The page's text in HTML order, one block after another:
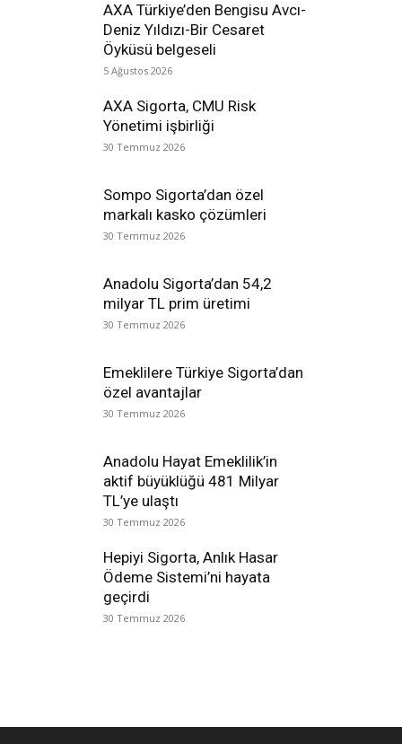
AXA Türkiye’den Bengisu Avcı-
Deniz Yıldızı-Bir Cesaret
Öyküsü belgeseli
5 Ağustos 2026
AXA Sigorta, CMU Risk
Yönetimi işbirliği
30 Temmuz 2026
Sompo Sigorta’dan özel
markalı kasko çözümleri
30 Temmuz 2026
Anadolu Sigorta’dan 54,2
milyar TL prim üretimi
30 Temmuz 2026
Emeklilere Türkiye Sigorta’dan
özel avantajlar
30 Temmuz 2026
Anadolu Hayat Emeklilik’in
aktif büyüklüğü 481 Milyar
TL’ye ulaştı
30 Temmuz 2026
Hepiyi Sigorta, Anlık Hasar
Ödeme Sistemi’ni hayata
geçirdi
30 Temmuz 2026